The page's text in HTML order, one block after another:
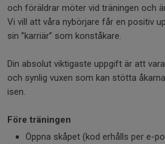
och föräldrar möter vid träningen och
Vi vill att våra nybörjare får en positiv
sin ”karriär” som konståkare.
Din absolut viktigaste uppgift är att
och synlig vuxen som kan stötta
isen.
Före träningen
Öppna skåpet (kod erhålls per e-